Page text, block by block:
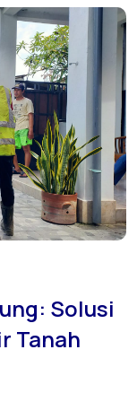
Solusi
Tanah